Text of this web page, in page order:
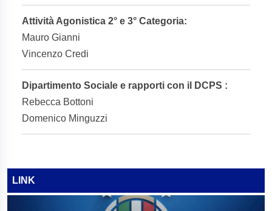
Attività Agonistica 2° e 3° Categoria:
Mauro Gianni
Vincenzo Credi
Dipartimento Sociale e rapporti con il DCPS :
Rebecca Bottoni
Domenico Minguzzi
LINK